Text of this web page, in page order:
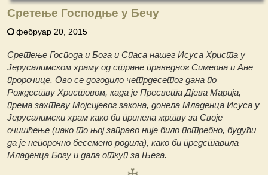
Сретење Господње у Бечу
фебруар 20, 2015
Сретење Господа и Бога и Спаса нашег Исуса Христа у
Јерусалимском храму од стране праведног Симеона и Ане
пророчице. Ово се догодило четрдесетог дана по
Рождеству Христовом, када је Пресвета Дјева Марија,
према захтеву Мојсијевог закона, донела Младенца Исуса у
Јерусалимски храм како би принела жртву за Своје
очишћење (иако то њој заправо није било потребно, будући
да је непорочно бесемено родила), како би представила
Младенца Богу и дала откуп за Њега.